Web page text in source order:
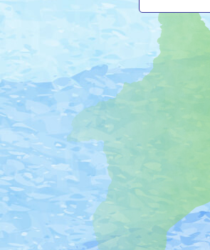
磯
町
の
位
置
を
記
し
た